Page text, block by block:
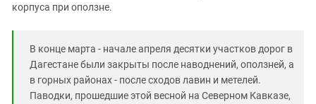
Северная Осетия - Алания
Ставропольский край
Южная Осетия
корпуса при оползне.
В конце марта - начале апреля десятки участков дорог в
Дагестане были закрыты после наводнений, оползней, а
в горных районах - после сходов лавин и метелей.
Паводки, прошедшие этой весной на Северном Кавказе,